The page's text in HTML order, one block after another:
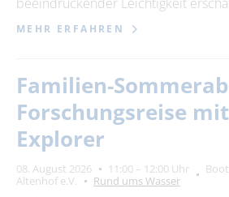
MEHR ERFAHREN
Familien-
Forschungsreise
Explorer
08. August 2026 11:00 – 12:00 Uhr
Altenhof e.V.
Rund ums Wasser